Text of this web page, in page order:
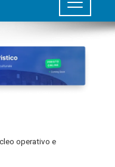
operativo e